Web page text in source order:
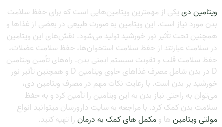
ویتامین دییکی از مهمترین ویتامین‌هایی است که برای حفظ سلامت
بدن مورد نیاز است. این ویتامین به صورت طبیعی در بعضی از غذاها و
همچنین تحت تأثیر نور خورشید تولید می‌شود. نقش‌های این ویتامین
در سلامت عبارتند از حفظ سلامت استخوان‌ها، حفظ سلامت عضلات،
حفظ سلامت قلب و تقویت سیستم ایمنی بدن. راه‌های تأمین ویتامین
D در بدن شامل مصرف غذاهای حاوی ویتامین D و همچنین تأثیر نور
خورشید بر بدن است. با رعایت نکات مهم در مصرف ویتامین دی،
می‌توان به راحتی نیاز بدن به این ویتامین را تأمین کرد و به حفظ
سلامت بدن کمک کرد. با مراجعه به سایت دارورسان میتوانید انواع
مولتی ویتامینها ومکمل های کمک به درمانرا تهیه کنید.